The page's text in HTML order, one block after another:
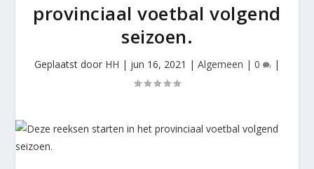
provinciaal voetbal volgend
seizoen.
Geplaatst door HH | jun 16, 2021 | Algemeen | 0 |